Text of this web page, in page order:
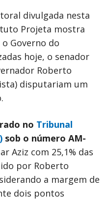
divulgada nesta
Projeta mostra
Governo do
hoje, o senador
Roberto
disputariam um
no Tribunal
sob o número AM-
Aziz com 25,1% das
por Roberto
a margem de
dois pontos